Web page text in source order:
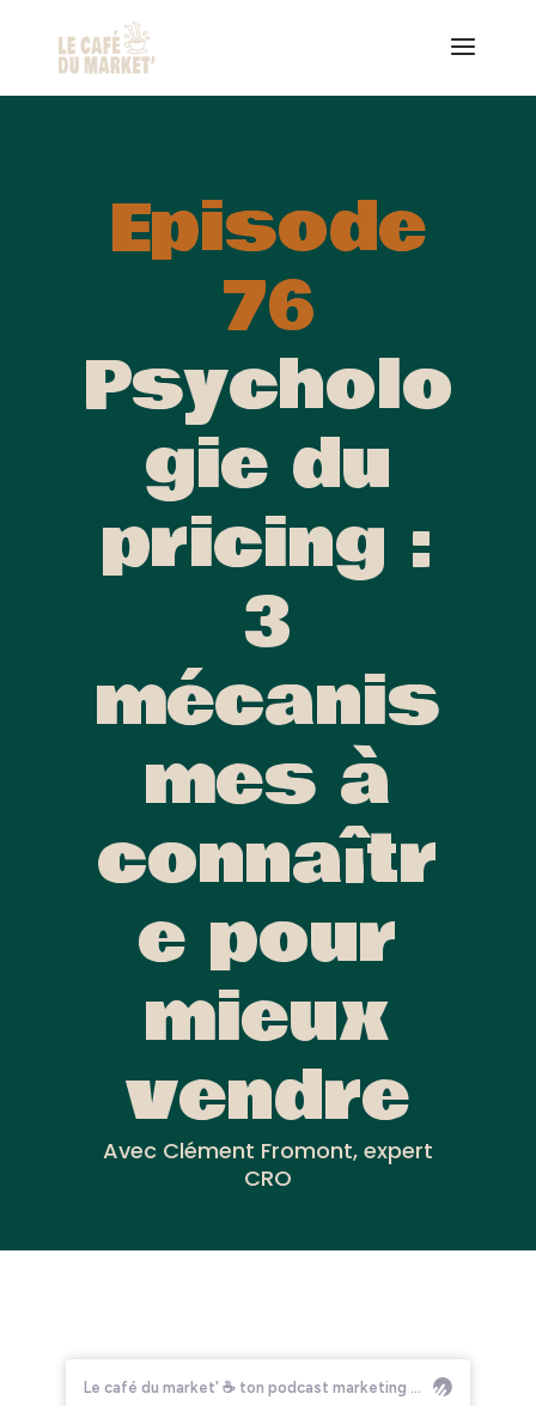
Episode
76
Psycholo
gie du
pricing :
3
mécanis
mes à
connaîtr
e pour
mieux
vendre
Avec Clément Fromont, expert
CRO